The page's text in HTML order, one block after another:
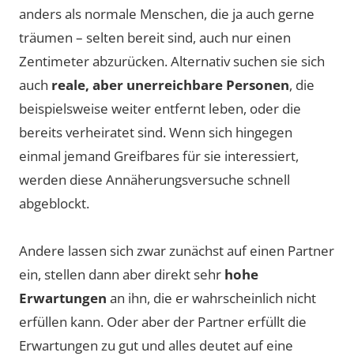
anders als normale Menschen, die ja auch gerne
träumen – selten bereit sind, auch nur einen
Zentimeter abzurücken. Alternativ suchen sie sich
auch reale, aber unerreichbare Personen, die
beispielsweise weiter entfernt leben, oder die
bereits verheiratet sind. Wenn sich hingegen
einmal jemand Greifbares für sie interessiert,
werden diese Annäherungsversuche schnell
abgeblockt.
Andere lassen sich zwar zunächst auf einen Partner
ein, stellen dann aber direkt sehr hohe
Erwartungen an ihn, die er wahrscheinlich nicht
erfüllen kann. Oder aber der Partner erfüllt die
Erwartungen zu gut und alles deutet auf eine